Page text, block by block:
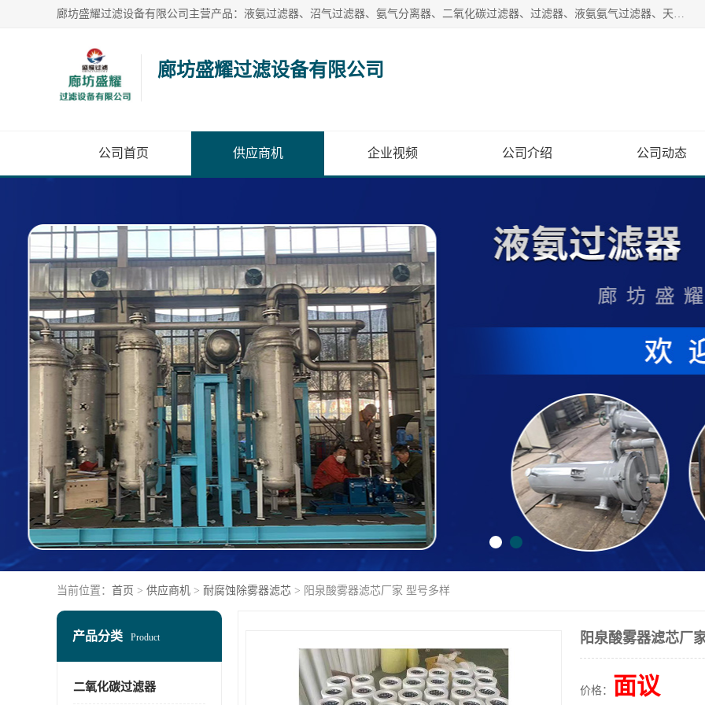
廊坊盛耀过滤设备有限公司主营产品：液氨过滤器、沼气过滤器、氨气分离器、二氧化碳过滤器、过滤器、液氨氨气过滤器、天然气过滤器、管道过滤器、*过滤器、液氨除油除水过滤器、氨气除油除水过滤器、焦炉煤气除焦油过滤器等。
廊坊盛耀过滤设备有限公司
公司首页 供应商机 企业视频 公司介绍 公司动态
当前位置： 首页 > 供应商机 > 耐腐蚀除雾器滤芯 > 阳泉酸雾器滤芯厂家 型号多样
产品分类 Product
二氧化碳过滤器
阳泉酸雾器滤芯厂
价格： 面议